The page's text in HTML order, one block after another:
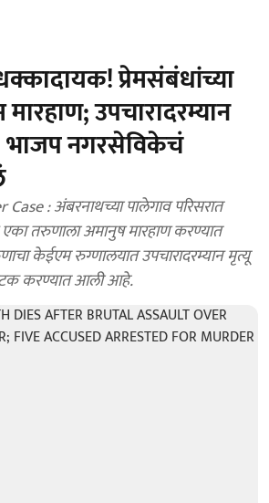
प्रेमसंबंधांच्या
उपचारादरम्यान
भाजप नगरसेविकेचं
: अंबरनाथच्या पालेगाव परिसरात
तरुणाला अमानुष मारहाण करण्यात
केईएम रुग्णालयात उपचारादरम्यान मृत्यू
करण्यात आली आहे.